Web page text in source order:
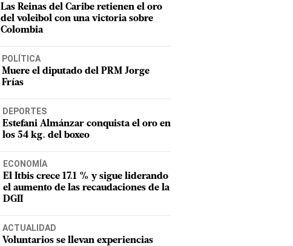
Las Reinas del Caribe retienen el oro
del voleibol con una victoria sobre
Colombia
POLÍTICA
Muere el diputado del PRM Jorge
Frías
DEPORTES
Estefani Almánzar conquista el oro en
los 54 kg. del boxeo
ECONOMÍA
El Itbis crece 17.1 % y sigue liderando
el aumento de las recaudaciones de la
DGII
ACTUALIDAD
Voluntarios se llevan experiencias